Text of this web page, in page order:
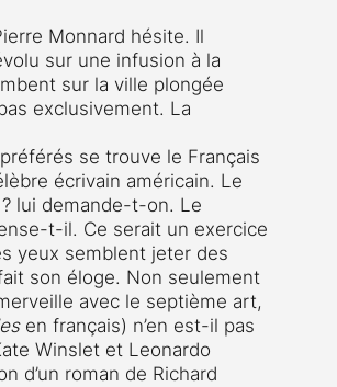
Monnard hésite. Il
sur une infusion à la
sur la ville plongée
exclusivement. La
se trouve le Français
écrivain américain. Le
? lui demande-t-on. Le
t-il. Ce serait un exercice
yeux semblent jeter des
son éloge. Non seulement
avec le septième art,
en français) n’en est-il pas
Winslet et Leonardo
d’un roman de Richard